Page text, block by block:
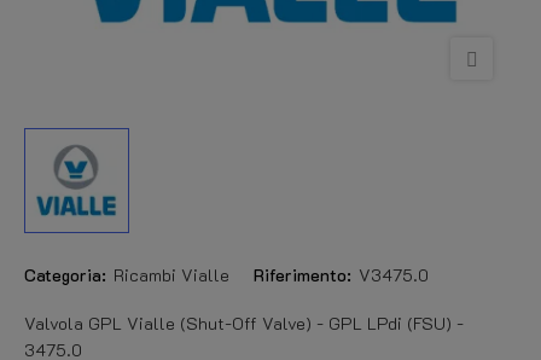
Categoria: Ricambi Vialle Riferimento: V3475.0
Valvola GPL Vialle (Shut-Off Valve) - GPL LPdi (FSU) -
3475.0